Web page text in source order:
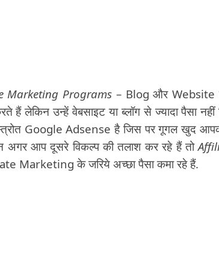
Marketing Programs – Blog और Website
हैं लेकिन उन्हें वेबसाइट या ब्लॉग से ज्यादा पैसा
Google Adsense है जिस पर गूगल खुद
अगर आप दूसरे विकल्प की तलाश कर रहे हैं तो
Marketing के जरिये अच्छा पैसा कमा रहे हैं.